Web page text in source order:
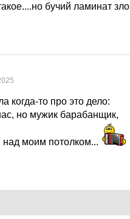
бучий ламинат зло
когда-то про это дело:
но мужик барабанщик,
над моим потолком...